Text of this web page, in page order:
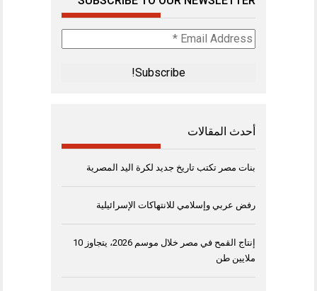
Email
Address
أحدث المقالات
بنات مصر تكتب تاريخ جديد لكرة اليد المصرية
رفض عربي وإسلامي للانتهاكات الإسرائيلية
إنتاج القمح في مصر خلال موسم 2026، يتجاوز 10
ملايين طن